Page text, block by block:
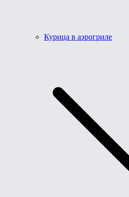
Курица в аэрогриле